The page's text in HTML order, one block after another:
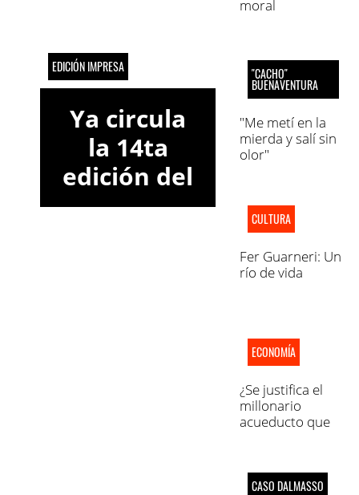
EDICIÓN IMPRESA
Ya circula
la 14ta
edición del
semanario
moral
"CACHO"
BUENAVENTURA
"Me metí en la
mierda y salí sin
olor"
CULTURA
Fer Guarneri: Un
río de vida
ECONOMÍA
¿Se justifica el
millonario
acueducto que
CASO DALMASSO